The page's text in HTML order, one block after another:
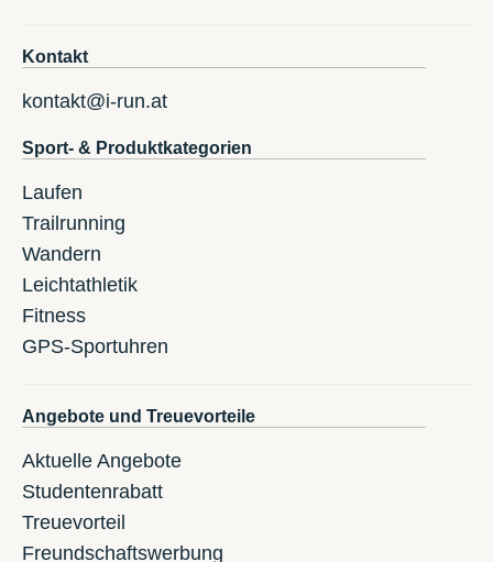
Kontakt
kontakt@i-run.at
Sport- & Produktkategorien
Laufen
Trailrunning
Wandern
Leichtathletik
Fitness
GPS-Sportuhren
Angebote und Treuevorteile
Aktuelle Angebote
Studentenrabatt
Treuevorteil
Freundschaftswerbung